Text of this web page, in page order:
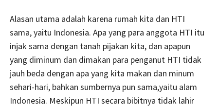
Alasan utama adalah karena rumah kita dan HTI
sama, yaitu Indonesia. Apa yang para anggota HTI itu
injak sama dengan tanah pijakan kita, dan apapun
yang diminum dan dimakan para penganut HTI tidak
jauh beda dengan apa yang kita makan dan minum
sehari-hari, bahkan sumbernya pun sama,yaitu alam
Indonesia. Meskipun HTI secara bibitnya tidak lahir